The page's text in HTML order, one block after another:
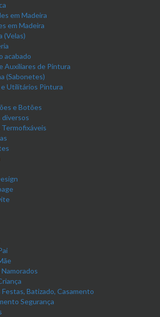
em Madeira
em Madeira
(Velas)
acabado
Auxiliares de Pintura
(Sabonetes)
e Utilitários Pintura
e Botões
Termofixáveis
Batizado, Casamento
Segurança